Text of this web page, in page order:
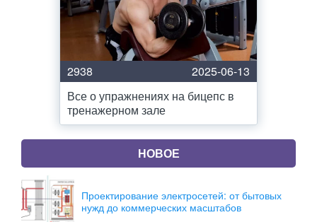
2938
2025-06-13
Все о упражнениях на бицепс в
тренажерном зале
НОВОЕ
Проектирование электросетей: от бытовых
нужд до коммерческих масштабов